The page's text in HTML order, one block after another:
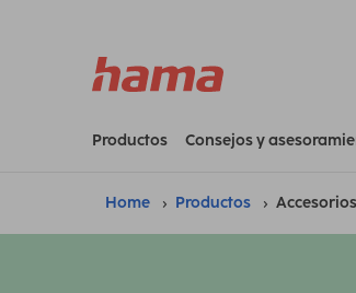
Productos Consejos y
Home Productos